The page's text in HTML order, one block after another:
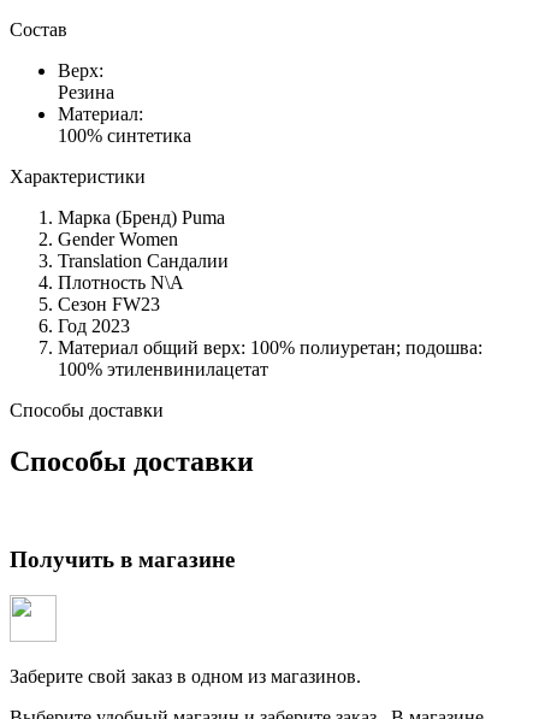
Состав
Верх:
Резина
Материал:
100% синтетика
Характеристики
Марка (Бренд) Puma
Gender Women
Translation Сандалии
Плотность N\A
Сезон FW23
Год 2023
Материал общий верх: 100% полиуретан; подошва:
100% этиленвинилацетат
Способы доставки
Способы доставки
Получить в магазине
Заберите свой заказ в одном из магазинов.